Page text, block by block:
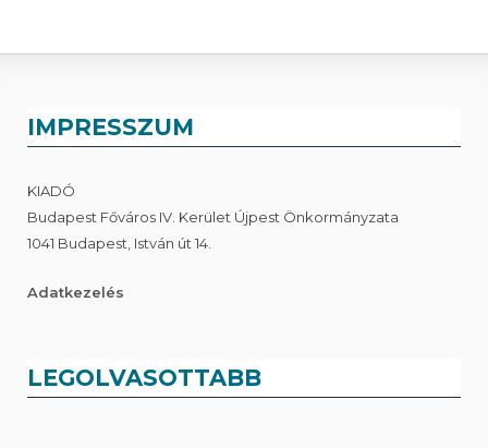
IMPRESSZUM
KIADÓ
Budapest Főváros IV. Kerület Újpest Önkormányzata
1041 Budapest, István út 14.
Adatkezelés
LEGOLVASOTTABB